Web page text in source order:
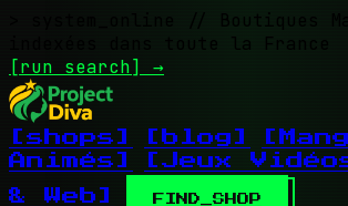
// Boutiques
indexées dans toute la France
[run search] →
[shops] [blog]
Animés]
[Jeux
& Web]
FIND_SHOP